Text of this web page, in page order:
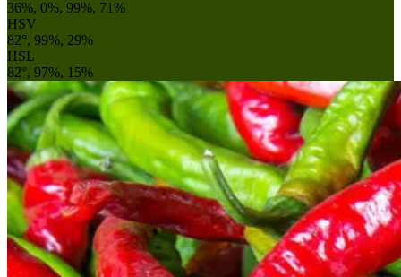
36%, 0%, 99%, 71%
HSV
82°, 99%, 29%
HSL
82°, 97%, 15%